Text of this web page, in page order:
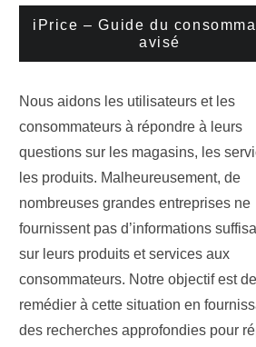
iPrice – Guide du
avisé
Nous aidons les utilisateurs et les
consommateurs à répondre à leurs
questions sur les magasins, les
les produits. Malheureusement, de
nombreuses grandes entreprises ne
fournissent pas d’informations
sur leurs produits et services aux
consommateurs. Notre objectif est de
remédier à cette situation en
des recherches approfondies pour